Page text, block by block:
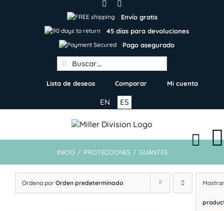
Envío gratis
45 días para devoluciones
Pago asegurado
Search
for:
Lista de deseos Comparar Mi cuenta
ES
EN
INICIO / PROTECCIONES / GUANTES
Ordena por Orden predeterminado